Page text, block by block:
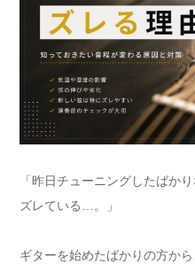
「昨日チューニングしたばか
ズレている…。」
ギターを始めたばかりの方か